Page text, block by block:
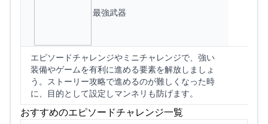
最強武器
エピソードチャレンジやミニチャレンジで、強い
装備やゲームを有利に進める要素を解放しましょ
う。ストーリー攻略で進めるのが難しくなった時
に、目的として設定しマンネリも防げます。
おすすめのエピソードチャレンジ一覧